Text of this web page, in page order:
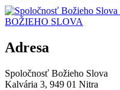
BOŽIEHO SLOVA
Adresa
Spoločnosť Božieho Slova
Kalvária 3, 949 01 Nitra